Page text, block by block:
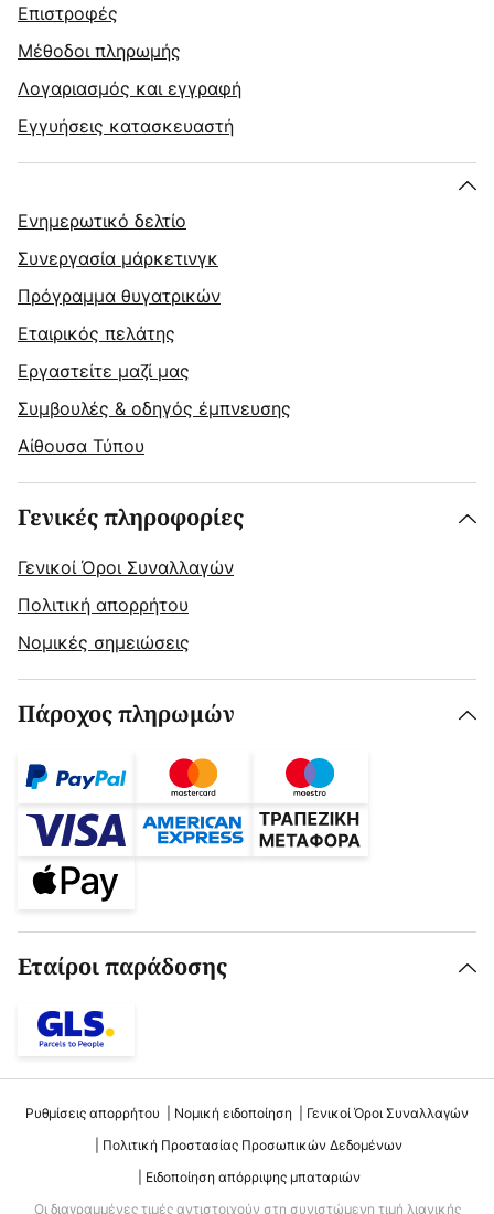
Επιστροφές
Μέθοδοι πληρωμής
Λογαριασμός και εγγραφή
Εγγυήσεις κατασκευαστή
Ενημερωτικό δελτίο
Συνεργασία μάρκετινγκ
Πρόγραμμα θυγατρικών
Εταιρικός πελάτης
Εργαστείτε μαζί μας
Συμβουλές & οδηγός έμπνευσης
Αίθουσα Τύπου
Γενικές πληροφορίες
Γενικοί Όροι Συναλλαγών
Πολιτική απορρήτου
Νομικές σημειώσεις
Πάροχος πληρωμών
Εταίροι παράδοσης
Ρυθμίσεις απορρήτου Νομική ειδοποίηση
Γενικοί Όροι Συναλλαγών
Πολιτική Προστασίας Προσωπικών Δεδομένων
Ειδοποίηση απόρριψης μπαταριών
Οι διαγραμμένες τιμές αντιστοιχούν στη συνιστώμενη τιμή λιανικής